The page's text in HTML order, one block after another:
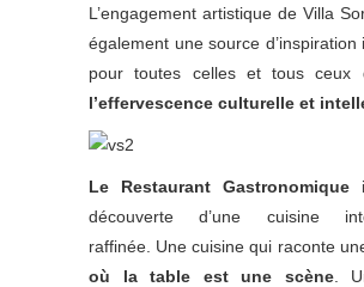
L’engagement artistique de Villa
également une source d’inspiration
pour toutes celles et tous ceux
l’effervescence culturelle et
Le Restaurant Gastronomique
découverte d’une cuisine
raffinée. Une cuisine qui raconte
où la table est une scène.